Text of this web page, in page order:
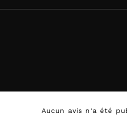
Aucun avis n'a été